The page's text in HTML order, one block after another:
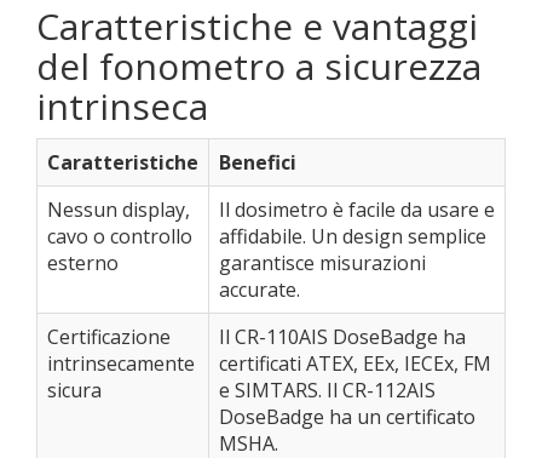
Caratteristiche e vantaggi
del fonometro a sicurezza
intrinseca
Caratteristiche
Benefici
Nessun display,
cavo o controllo
esterno
Il dosimetro è facile da usare e
affidabile. Un design semplice
garantisce misurazioni
accurate.
Certificazione
intrinsecamente
sicura
Il CR-110AIS DoseBadge ha
certificati ATEX, EEx, IECEx, FM
e SIMTARS. Il CR-112AIS
DoseBadge ha un certificato
MSHA.